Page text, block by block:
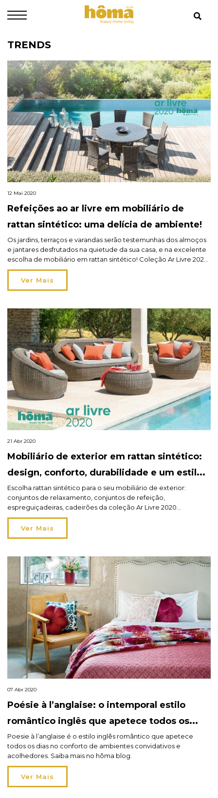
TRENDS
12 Mai 2020
Refeições ao ar livre em mobiliário de
rattan sintético: uma delícia de ambiente!
Os jardins, terraços e varandas serão testemunhas dos almoços
e jantares desfrutados na quietude da sua casa, e na excelente
escolha de mobiliário em rattan sintético! Coleção Ar Livre 2020
Hespéride® Saiba mais no blog.
Ver Mais
21 Abr 2020
Mobiliário de exterior em rattan sintético:
design, conforto, durabilidade e um estilo
“trés Hespéride”!
Escolha rattan sintético para o seu mobiliário de exterior:
conjuntos de relaxamento, conjuntos de refeição,
espreguiçadeiras, cadeirões da coleção Ar Livre 2020
Hespéride®. Saiba mais no blog.
Ver Mais
07 Abr 2020
Poésie à l’anglaise: o intemporal estilo
romântico inglês que apetece todos os
dias
Poesie à l’anglaise é o estilo inglês romântico que apetece
todos os dias no conforto de ambientes convidativos e
acolhedores. Saiba mais no hôma blog.
Ver Mais